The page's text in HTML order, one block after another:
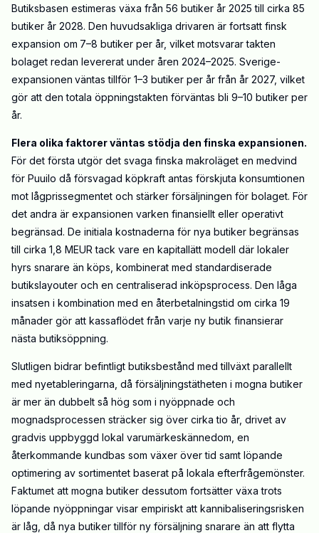
Butiksbasen estimeras växa från 56 butiker år 2025 till cirka 85
butiker år 2028. Den huvudsakliga drivaren är fortsatt finsk
expansion om 7–8 butiker per år, vilket motsvarar takten
bolaget redan levererat under åren 2024–2025. Sverige-
expansionen väntas tillför 1–3 butiker per år från år 2027, vilket
gör att den totala öppningstakten förväntas bli 9–10 butiker per
år.
Flera olika faktorer väntas stödja den finska expansionen.
För det första utgör det svaga finska makroläget en medvind
för Puuilo då försvagad köpkraft antas förskjuta konsumtionen
mot lågprissegmentet och stärker försäljningen för bolaget. För
det andra är expansionen varken finansiellt eller operativt
begränsad. De initiala kostnaderna för nya butiker begränsas
till cirka 1,8 MEUR tack vare en kapitallätt modell där lokaler
hyrs snarare än köps, kombinerat med standardiserade
butikslayouter och en centraliserad inköpsprocess. Den låga
insatsen i kombination med en återbetalningstid om cirka 19
månader gör att kassaflödet från varje ny butik finansierar
nästa butiksöppning.
Slutligen bidrar befintligt butiksbestånd med tillväxt parallellt
med nyetableringarna, då försäljningstätheten i mogna butiker
är mer än dubbelt så hög som i nyöppnade och
mognadsprocessen sträcker sig över cirka tio år, drivet av
gradvis uppbyggd lokal varumärkeskännedom, en
återkommande kundbas som växer över tid samt löpande
optimering av sortimentet baserat på lokala efterfrågemönster.
Faktumet att mogna butiker dessutom fortsätter växa trots
löpande nyöppningar visar empiriskt att kannibaliseringsrisken
är låg, då nya butiker tillför ny försäljning snarare än att flytta